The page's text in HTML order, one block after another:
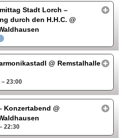
Stadt Lorch –
durch den H.H.C.@
@ Remstalhalle
– 23:00
Konzertabend@
22:30